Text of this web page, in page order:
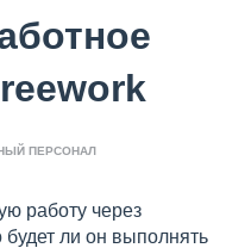
ПЕРСОНАЛ
работу через
будет ли он выполнять